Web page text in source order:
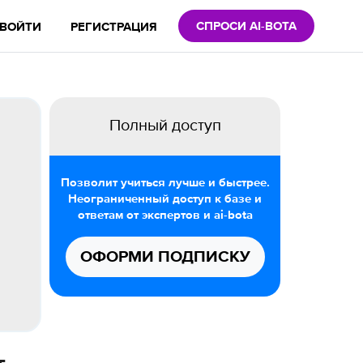
ВОЙТИ РЕГИСТРАЦИЯ СПРОСИ AI-BOTA
Полный доступ
Позволит учиться лучше и быстрее.
Неограниченный доступ к базе и
ответам от экспертов и ai-bota
ОФОРМИ ПОДПИСКУ